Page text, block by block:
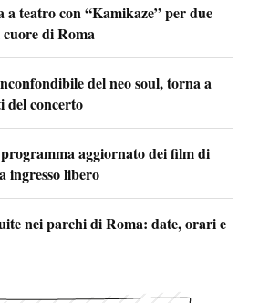
a teatro con “Kamikaze” per due
di Roma
del neo soul, torna a
del concerto
aggiornato dei film di
ingresso libero
nei parchi di Roma: date, orari e